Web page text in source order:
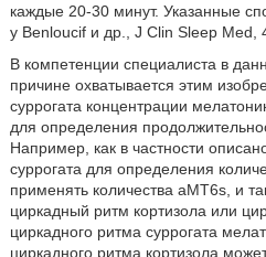
каждые 20-30 минут. Указанные
у Benloucif и др., J Clin Sleep Med,
В компетенции специалиста в
причине охватывается этим
суррогата концентрации
для определения
Например, как в частности
суррогата для определения
применять количества aMT6s, и
циркадный ритм кортизола или
циркадного ритма суррогата
циркадного ритма кортизола